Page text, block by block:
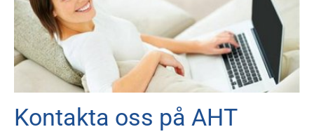
Kontakta oss på AHT